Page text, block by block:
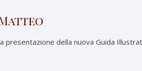
della nuova Guida